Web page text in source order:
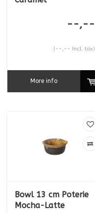
--,--
(--,-- Incl. tax)
More info
Bowl 13 cm Poterie
Mocha-Latte